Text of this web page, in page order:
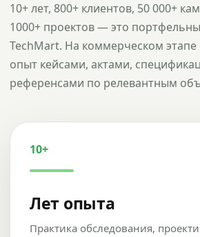
10+ лет, 800+ клиентов, 50 000+
1000+ проектов — это
TechMart. На коммерческом
опыт кейсами, актами,
референсами по релевантным
10+
Лет опыта
Практика обследования,